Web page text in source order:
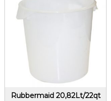
Rubbermaid 20,82Lt/22qt